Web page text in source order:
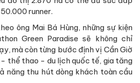
runner.
ông Mai Bá Hùng, những sự kiện
Green Paradise sẽ không chỉ
mà còn từng bước định vị Cần Giờ
- thể thao - du lịch quốc tế, gia tăng
năng thu hút dòng khách toàn cầu